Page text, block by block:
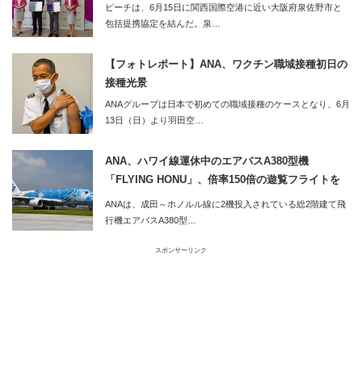
ピーチは、6月15日に関西国際空港に近い大阪府泉佐野市と
包括提携協定を結んだ。泉…
【フォトレポート】ANA、ワクチン職域接種初日の
接種光景
ANAグループは日本で初めての職域接種のケースとなり、6月
13日（日）より羽田空…
ANA、ハワイ線運休中のエアバスA380型機
「FLYING HONU」、倍率150倍の遊覧フライトを
ANAは、成田～ホノルル線に2機投入されている総2階建て飛
行機エアバスA380型…
スポンサーリンク